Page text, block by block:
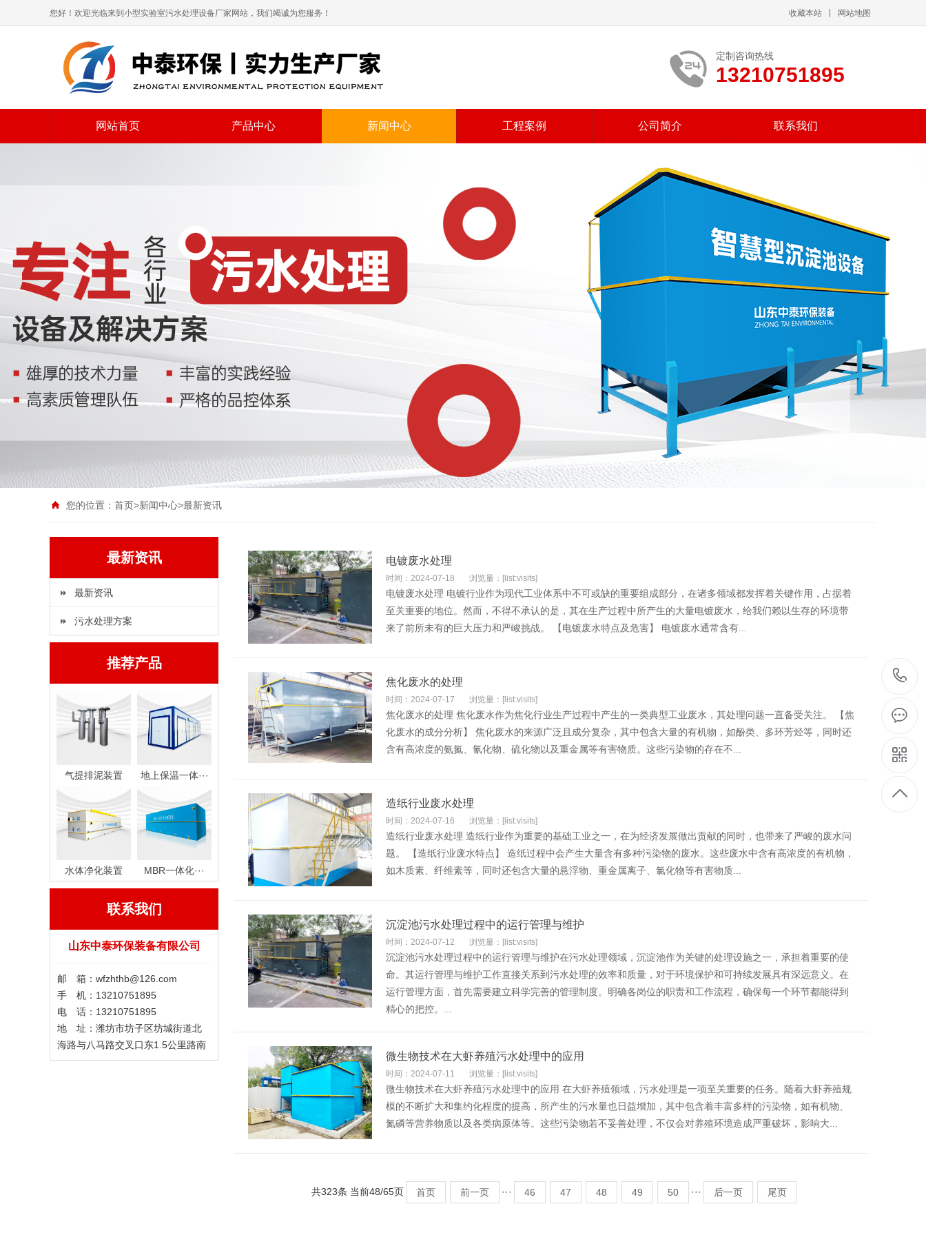
您好！欢迎光临来到小型实验室污水处理设备厂家网站，我们竭诚为您服务！ 收藏本站 网站地图
定制咨询热线
13210751895
网站首页 产品中心 新闻中心 工程案例 公司简介 联系我们
您的位置： 首页>新闻中心>最新资讯
最新资讯
最新资讯
污水处理方案
推荐产品
气提排泥装置 地上保温一体···
水体净化装置 MBR一体化···
联系我们
山东中泰环保装备有限公司
邮 箱：wfzhthb@126.com
手 机：13210751895
电 话：13210751895
地 址：潍坊市坊子区坊城街道北
海路与八马路交叉口东1.5公里路南
电镀废水处理
时间：2024-07-18 浏览量：[list:visits]
电镀废水处理 电镀行业作为现代工业体系中不可或缺的重要组成部分，在诸多领域都发挥着关键作用，占据着
至关重要的地位。然而，不得不承认的是，其在生产过程中所产生的大量电镀废水，给我们赖以生存的环境带
来了前所未有的巨大压力和严峻挑战。 【电镀废水特点及危害】 电镀废水通常含有...
焦化废水的处理
时间：2024-07-17 浏览量：[list:visits]
焦化废水的处理 焦化废水作为焦化行业生产过程中产生的一类典型工业废水，其处理问题一直备受关注。 【焦
化废水的成分分析】 焦化废水的来源广泛且成分复杂，其中包含大量的有机物，如酚类、多环芳烃等，同时还
含有高浓度的氨氮、氰化物、硫化物以及重金属等有害物质。这些污染物的存在不...
​造纸行业废水处理
时间：2024-07-16 浏览量：[list:visits]
造纸行业废水处理 造纸行业作为重要的基础工业之一，在为经济发展做出贡献的同时，也带来了严峻的废水问
题。 【造纸行业废水特点】 造纸过程中会产生大量含有多种污染物的废水。这些废水中含有高浓度的有机物，
如木质素、纤维素等，同时还包含大量的悬浮物、重金属离子、氯化物等有害物质...
沉淀池污水处理过程中的运行管理与维护
时间：2024-07-12 浏览量：[list:visits]
沉淀池污水处理过程中的运行管理与维护在污水处理领域，沉淀池作为关键的处理设施之一，承担着重要的使
命。其运行管理与维护工作直接关系到污水处理的效率和质量，对于环境保护和可持续发展具有深远意义。在
运行管理方面，首先需要建立科学完善的管理制度。明确各岗位的职责和工作流程，确保每一个环节都能得到
精心的把控。...
微生物技术在大虾养殖污水处理中的应用
时间：2024-07-11 浏览量：[list:visits]
微生物技术在大虾养殖污水处理中的应用 在大虾养殖领域，污水处理是一项至关重要的任务。随着大虾养殖规
模的不断扩大和集约化程度的提高，所产生的污水量也日益增加，其中包含着丰富多样的污染物，如有机物、
氮磷等营养物质以及各类病原体等。这些污染物若不妥善处理，不仅会对养殖环境造成严重破坏，影响大...
共323条 当前48/65页 首页 前一页 ··· 46 47 48 49 50 ··· 后一页 尾页